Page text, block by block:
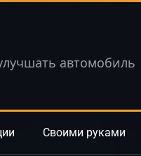
автомобиль
Своими руками